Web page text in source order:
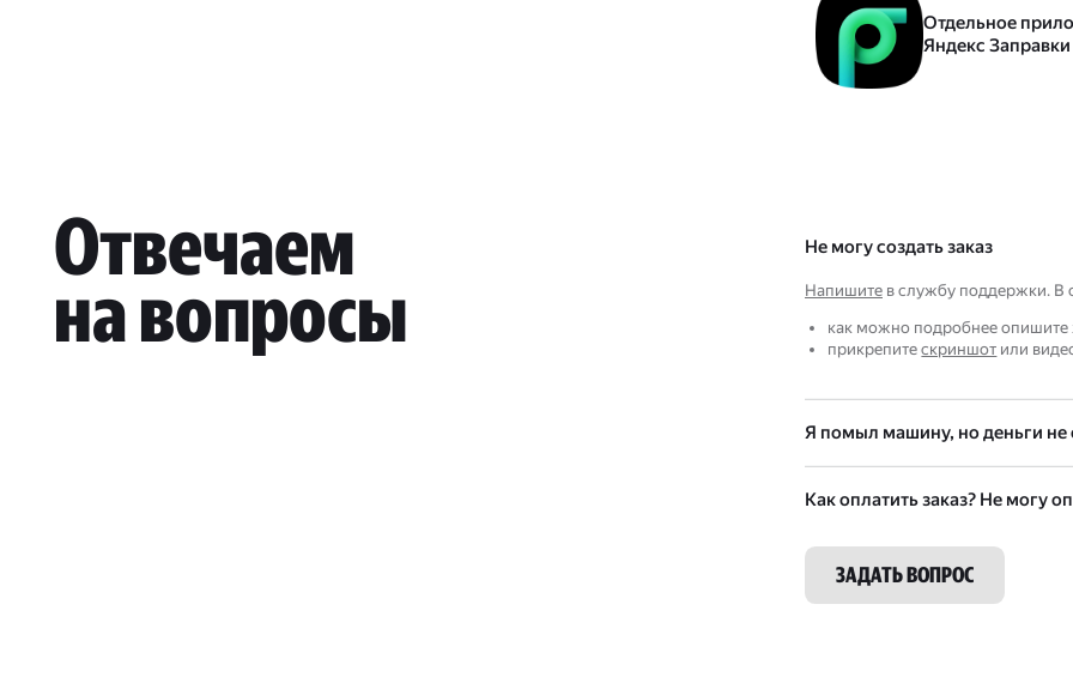
Отдельное
Яндекс Заправки
Отвечаем
на вопросы
Не могу создать заказ
Напишите в службу поддержки. В
как можно подробнее опишите
прикрепитескриншот или
Я помыл машину, но деньги не
Как оплатить заказ? Не могу
ЗАДАТЬ ВОПРОС